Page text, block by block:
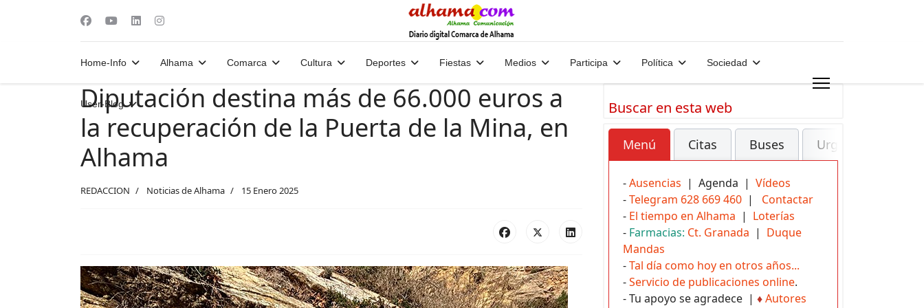
Home-Info Alhama Comarca Cultura Deportes Fiestas Medios Participa Política Sociedad
User-Blog
Diputación destina más de 66.000 euros a
la recuperación de la Puerta de la Mina, en
Alhama
REDACCION Noticias de Alhama 15 Enero 2025
Buscar en esta web
Menú Citas Buses Urgencias
-Ausencias | Agenda | Vídeos
-Telegram 628 669 460 | Contactar
- El tiempo en Alhama | Loterías
- Farmacias: Ct. Granada | Duque
Mandas
-Tal día como hoy en otros años...
-Servicio de publicaciones online.
- Tu apoyo se agradece | ♦Autores